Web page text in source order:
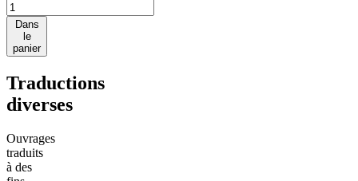
Dans
le
panier
Traductions
diverses
Ouvrages
traduits
à des